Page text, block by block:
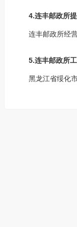
4.连丰邮政所
连丰邮政所经
5.连丰邮政所
黑龙江省绥化